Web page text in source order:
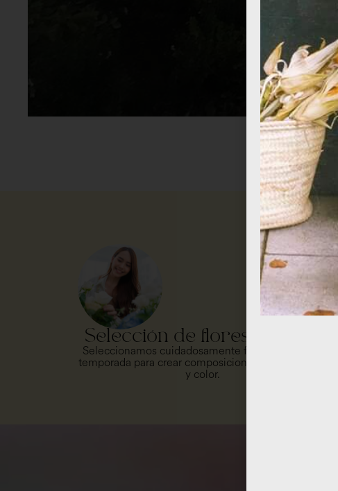
Selección de flores frescas
Seleccionamos cuidadosamente flores frescas de
temporada para crear composiciones llenas de vida
y color.